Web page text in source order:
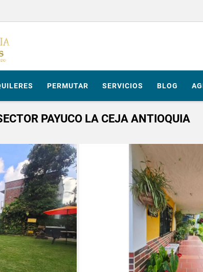
PERMUTAR SERVICIOS BLOG
PAYUCO LA CEJA ANTIOQUIA